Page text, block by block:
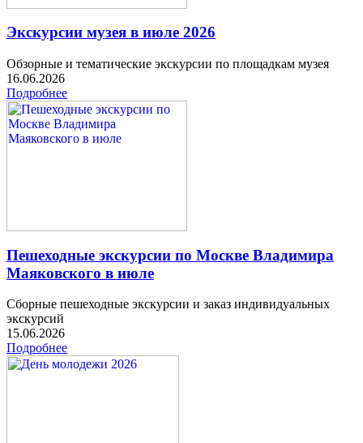
Экскурсии музея в июле 2026
Обзорные и тематические экскурсии по площадкам музея
16.06.2026
Подробнее
Пешеходные экскурсии по Москве Владимира
Маяковского в июле
Сборные пешеходные экскурсии и заказ индивидуальных
экскурсий
15.06.2026
Подробнее